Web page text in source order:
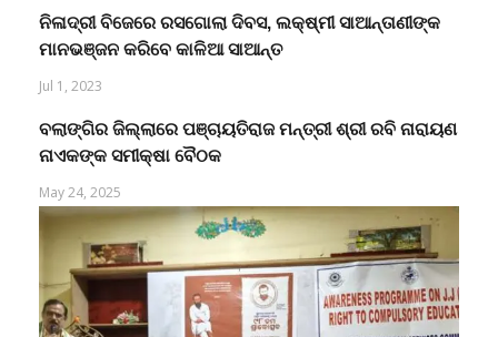
ମାନଭଞ୍ଜନ କରିବେ କାଳିଆ ସାଆନ୍ତ
Jul 1, 2023
ନାଏକଙ୍କ ସମୀକ୍ଷା ବୈଠକ
May 24, 2025